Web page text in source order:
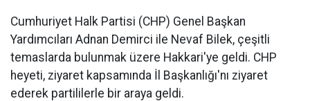
Cumhuriyet Halk Partisi (CHP) Genel Başkan
Yardımcıları Adnan Demirci ile Nevaf Bilek, çeşitli
temaslarda bulunmak üzere Hakkari'ye geldi. CHP
heyeti, ziyaret kapsamında İl Başkanlığı'nı ziyaret
ederek partililerle bir araya geldi.